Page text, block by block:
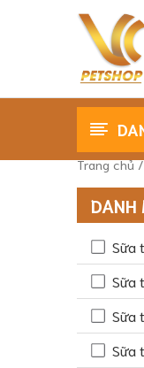
Trang chủ
DANH
Sữa
Sữa
Sữa
Sữa